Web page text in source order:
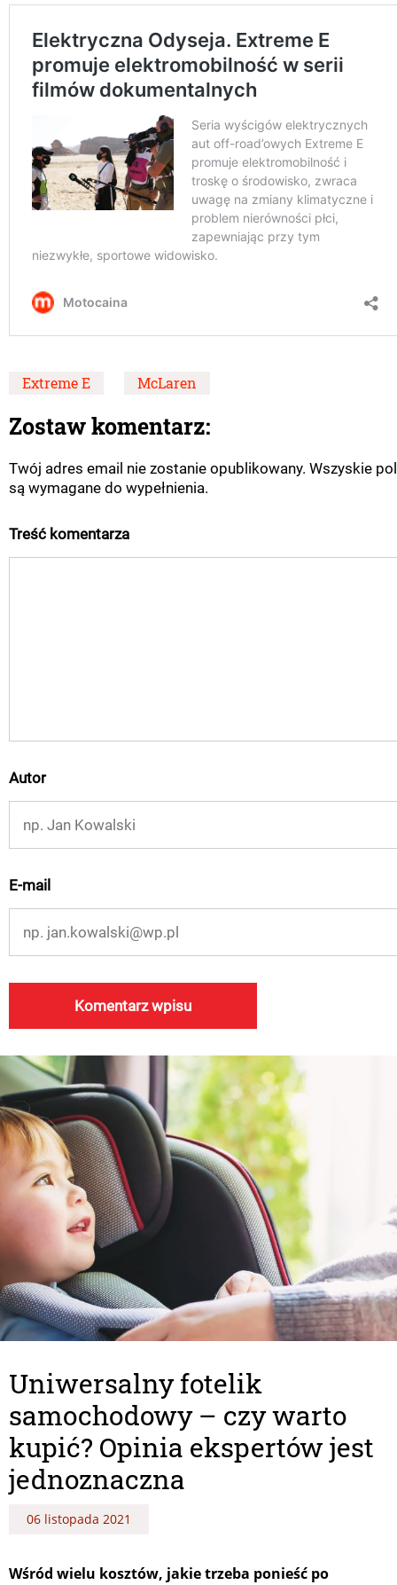
Extreme E McLaren
Zostaw komentarz:
Twój adres email nie zostanie opublikowany. Wszyskie
są wymagane do wypełnienia.
Treść komentarza
Autor
E-mail
Uniwersalny fotelik
samochodowy – czy warto
kupić? Opinia ekspertów jest
jednoznaczna
06 listopada 2021
Wśród wielu kosztów, jakie trzeba ponieść po